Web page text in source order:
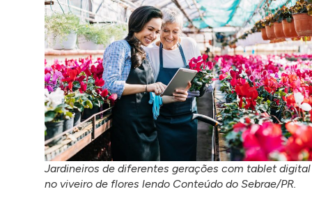
Jardineiros de diferentes gerações com tablet digital
no viveiro de flores lendo Conteúdo do Sebrae/PR.